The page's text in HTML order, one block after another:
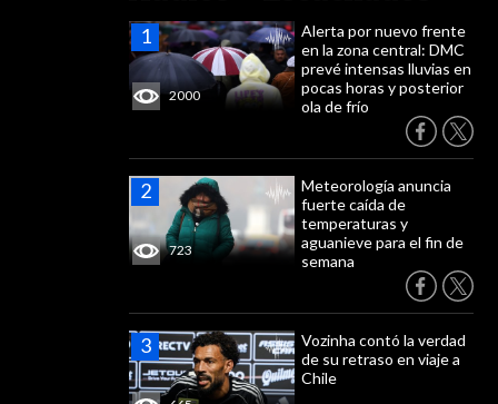
2000
Alerta por nuevo frente
en la zona central: DMC
prevé intensas lluvias en
pocas horas y posterior
ola de frío
723
Meteorología anuncia
fuerte caída de
temperaturas y
aguanieve para el fin de
semana
Vozinha contó la verdad
de su retraso en viaje a
Chile